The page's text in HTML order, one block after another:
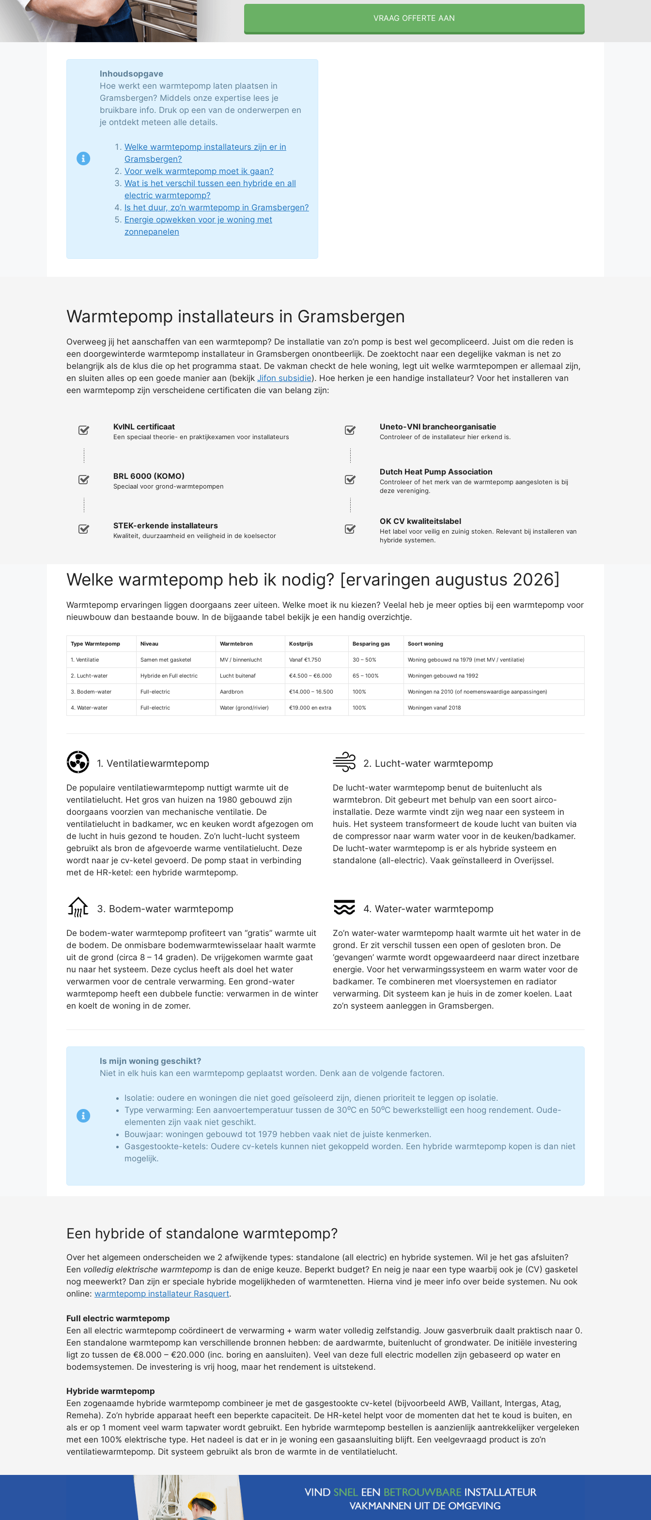
VRAAG OFFERTE AAN
Inhoudsopgave
Hoe werkt een warmtepomp laten plaatsen in
Gramsbergen? Middels onze expertise lees je
bruikbare info. Druk op een van de onderwerpen en
je ontdekt meteen alle details.
Welke warmtepomp installateurs zijn er in
Gramsbergen?
Voor welk warmtepomp moet ik gaan?
Wat is het verschil tussen een hybride en all
electric warmtepomp?
Is het duur, zo’n warmtepomp in Gramsbergen?
Energie opwekken voor je woning met
zonnepanelen
Warmtepomp installateurs in Gramsbergen
Overweeg jij het aanschaffen van een warmtepomp? De installatie van zo’n pomp is best wel gecompliceerd. Juist om die reden is
een doorgewinterde warmtepomp installateur in Gramsbergen onontbeerlijk. De zoektocht naar een degelijke vakman is net zo
belangrijk als de klus die op het programma staat. De vakman checkt de hele woning, legt uit welke warmtepompen er allemaal zijn,
en sluiten alles op een goede manier aan (bekijk Jifon subsidie). Hoe herken je een handige installateur? Voor het installeren van
een warmtepomp zijn verscheidene certificaten die van belang zijn:
KvINL certificaat
Een speciaal theorie- en praktijkexamen voor installateurs
BRL 6000 (KOMO)
Speciaal voor grond-warmtepompen
STEK-erkende installateurs
Kwaliteit, duurzaamheid en veiligheid in de koelsector
Uneto-VNI brancheorganisatie
Controleer of de installateur hier erkend is.
Dutch Heat Pump Association
Controleer of het merk van de warmtepomp aangesloten is bij
deze vereniging.
OK CV kwaliteitslabel
Het label voor veilig en zuinig stoken. Relevant bij installeren van
hybride systemen.
Welke warmtepomp heb ik nodig? [ervaringen augustus 2026]
Warmtepomp ervaringen liggen doorgaans zeer uiteen. Welke moet ik nu kiezen? Veelal heb je meer opties bij een warmtepomp voor
nieuwbouw dan bestaande bouw. In de bijgaande tabel bekijk je een handig overzichtje.
Type Warmtepomp Niveau Warmtebron Kostprijs Besparing gas Soort woning
1. Ventilatie Samen met gasketel MV / binnenlucht Vanaf €1.750 30 – 50% Woning gebouwd na 1979 (met MV / ventilatie)
2. Lucht-water Hybride en Full electric Lucht buitenaf €4.500 – €6.000 65 – 100% Woningen gebouwd na 1992
3. Bodem-water Full-electric Aardbron €14.000 – 16.500 100% Woningen na 2010 (of noemenswaardige aanpassingen)
4. Water-water Full-electric Water (grond/rivier) €19.000 en extra 100% Woningen vanaf 2018
1. Ventilatiewarmtepomp
De populaire ventilatiewarmtepomp nuttigt warmte uit de
ventilatielucht. Het gros van huizen na 1980 gebouwd zijn
doorgaans voorzien van mechanische ventilatie. De
ventilatielucht in badkamer, wc en keuken wordt afgezogen om
de lucht in huis gezond te houden. Zo’n lucht-lucht systeem
gebruikt als bron de afgevoerde warme ventilatielucht. Deze
wordt naar je cv-ketel gevoerd. De pomp staat in verbinding
met de HR-ketel: een hybride warmtepomp.
2. Lucht-water warmtepomp
De lucht-water warmtepomp benut de buitenlucht als
warmtebron. Dit gebeurt met behulp van een soort airco-
installatie. Deze warmte vindt zijn weg naar een systeem in
huis. Het systeem transformeert de koude lucht van buiten via
de compressor naar warm water voor in de keuken/badkamer.
De lucht-water warmtepomp is er als hybride systeem en
standalone (all-electric). Vaak geïnstalleerd in Overijssel.
3. Bodem-water warmtepomp
De bodem-water warmtepomp profiteert van “gratis” warmte uit
de bodem. De onmisbare bodemwarmtewisselaar haalt warmte
uit de grond (circa 8 – 14 graden). De vrijgekomen warmte gaat
nu naar het systeem. Deze cyclus heeft als doel het water
verwarmen voor de centrale verwarming. Een grond-water
warmtepomp heeft een dubbele functie: verwarmen in de winter
en koelt de woning in de zomer.
4. Water-water warmtepomp
Zo’n water-water warmtepomp haalt warmte uit het water in de
grond. Er zit verschil tussen een open of gesloten bron. De
‘gevangen’ warmte wordt opgewaardeerd naar direct inzetbare
energie. Voor het verwarmingssysteem en warm water voor de
badkamer. Te combineren met vloersystemen en radiator
verwarming. Dit systeem kan je huis in de zomer koelen. Laat
zo’n systeem aanleggen in Gramsbergen.
Is mijn woning geschikt?
Niet in elk huis kan een warmtepomp geplaatst worden. Denk aan de volgende factoren.
Isolatie: oudere en woningen die niet goed geïsoleerd zijn, dienen prioriteit te leggen op isolatie.
Type verwarming: Een aanvoertemperatuur tussen de 30⁰C en 50⁰C bewerkstelligt een hoog rendement. Oude-
elementen zijn vaak niet geschikt.
Bouwjaar: woningen gebouwd tot 1979 hebben vaak niet de juiste kenmerken.
Gasgestookte-ketels: Oudere cv-ketels kunnen niet gekoppeld worden. Een hybride warmtepomp kopen is dan niet
mogelijk.
Een hybride of standalone warmtepomp?
Over het algemeen onderscheiden we 2 afwijkende types: standalone (all electric) en hybride systemen. Wil je het gas afsluiten?
Een volledig elektrische warmtepomp is dan de enige keuze. Beperkt budget? En neig je naar een type waarbij ook je (CV) gasketel
nog meewerkt? Dan zijn er speciale hybride mogelijkheden of warmtenetten. Hierna vind je meer info over beide systemen. Nu ook
online: warmtepomp installateur Rasquert.
Full electric warmtepomp
Een all electric warmtepomp coördineert de verwarming + warm water volledig zelfstandig. Jouw gasverbruik daalt praktisch naar 0.
Een standalone warmtepomp kan verschillende bronnen hebben: de aardwarmte, buitenlucht of grondwater. De initiële investering
ligt zo tussen de €8.000 – €20.000 (inc. boring en aansluiten). Veel van deze full electric modellen zijn gebaseerd op water en
bodemsystemen. De investering is vrij hoog, maar het rendement is uitstekend.
Hybride warmtepomp
Een zogenaamde hybride warmtepomp combineer je met de gasgestookte cv-ketel (bijvoorbeeld AWB, Vaillant, Intergas, Atag,
Remeha). Zo’n hybride apparaat heeft een beperkte capaciteit. De HR-ketel helpt voor de momenten dat het te koud is buiten, en
als er op 1 moment veel warm tapwater wordt gebruikt. Een hybride warmtepomp bestellen is aanzienlijk aantrekkelijker vergeleken
met een 100% elektrische type. Het nadeel is dat er in je woning een gasaansluiting blijft. Een veelgevraagd product is zo’n
ventilatiewarmtepomp. Dit systeem gebruikt als bron de warmte in de ventilatielucht.